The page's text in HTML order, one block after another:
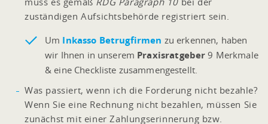
zuständigen Aufsichtsbehörde registriert sein.
Um Inkasso Betrugfirmen zu erkennen, haben
wir Ihnen in unserem Praxisratgeber 9 Merkmale
& eine Checkliste zusammengestellt.
Was passiert, wenn ich die Forderung nicht bezahle?
Wenn Sie eine Rechnung nicht bezahlen, müssen Sie
zunächst mit einer Zahlungserinnerung bzw.